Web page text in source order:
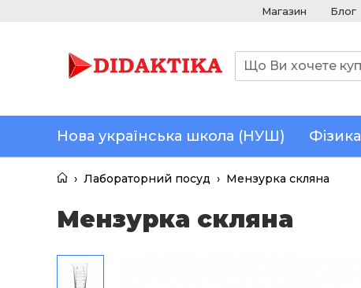
Магазин Блог
Нова українська школа (НУШ) Фізика
› Лабораторний посуд › Мензурка скляна
Мензурка скляна